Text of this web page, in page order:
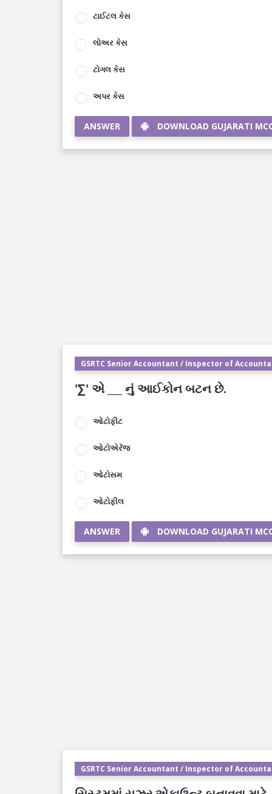
ટાઈટલ કેસ
લોઅર કેસ
ટોગલ કેસ
અપર કેસ
ANSWER DOWNLOAD GUJARATI
GSRTC Senior Accountant / Inspector of
'∑' એ ___ નું આઈકોન બટન છે.
ઓટોફીટ
ઓટોએરેંજ
ઓટોસમ
ઓટોફીલ
ANSWER DOWNLOAD GUJARATI
GSRTC Senior Accountant / Inspector of